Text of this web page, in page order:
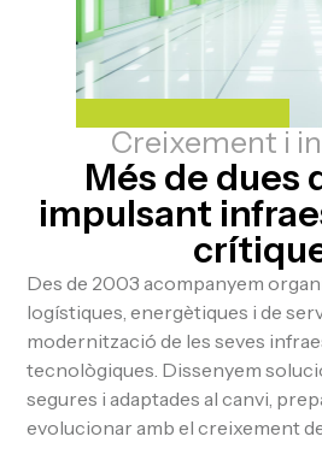
Creixement i
Més de dues
impulsant
Des de 2003 acompanyem
logístiques, energètiques i de
modernització de les seves
tecnològiques. Dissenyem
segures i adaptades al canvi,
evolucionar amb el creixement